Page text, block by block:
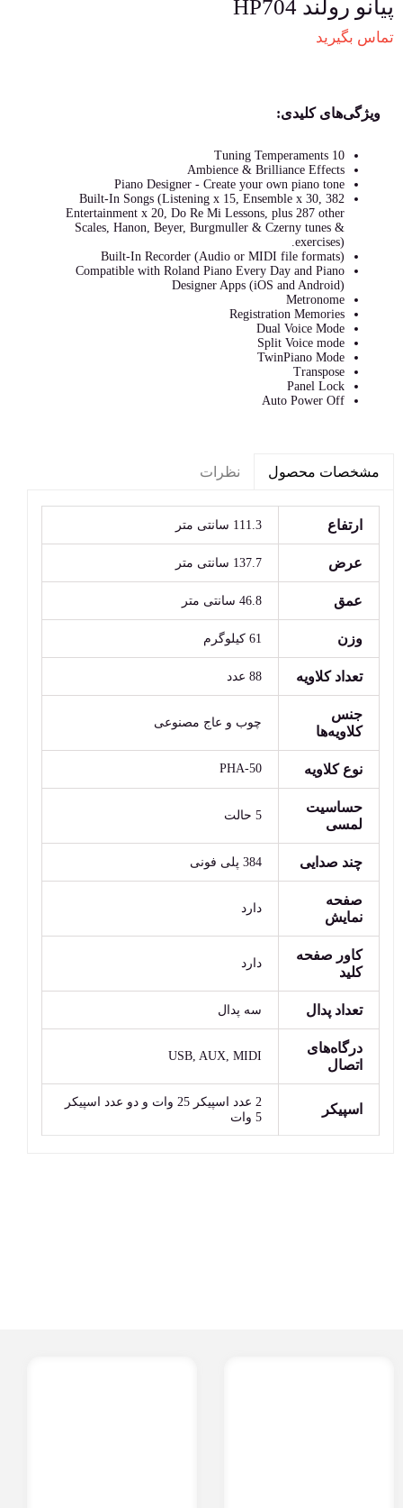
پیانو رولند HP704
تماس بگیرید
ویژگی‌های کلیدی:
10 Tuning Temperaments
Ambience & Brilliance Effects
Piano Designer - Create your own piano tone
382 Built-In Songs (Listening x 15, Ensemble x 30,
Entertainment x 20, Do Re Mi Lessons, plus 287 other
Scales, Hanon, Beyer, Burgmuller & Czerny tunes &
exercises).
Built-In Recorder (Audio or MIDI file formats)
Compatible with Roland Piano Every Day and Piano
Designer Apps (iOS and Android)
Metronome
Registration Memories
Dual Voice Mode
Split Voice mode
TwinPiano Mode
Transpose
Panel Lock
Auto Power Off
مشخصات محصول نظرات
ارتفاع 111.3 سانتی متر
عرض 137.7 سانتی متر
عمق 46.8 سانتی متر
وزن 61 کیلوگرم
تعداد کلاویه 88 عدد
جنس
کلاویه‌ها
چوب و عاج مصنوعی
نوع کلاویه PHA-50
حساسیت
لمسی
5 حالت
چند صدایی 384 پلی فونی
صفحه
نمایش
دارد
کاور صفحه
کلید
دارد
تعداد پدال سه پدال
درگاه‌های
اتصال
USB, AUX, MIDI
اسپیکر
2 عدد اسپیکر 25 وات و دو عدد اسپیکر
5 وات